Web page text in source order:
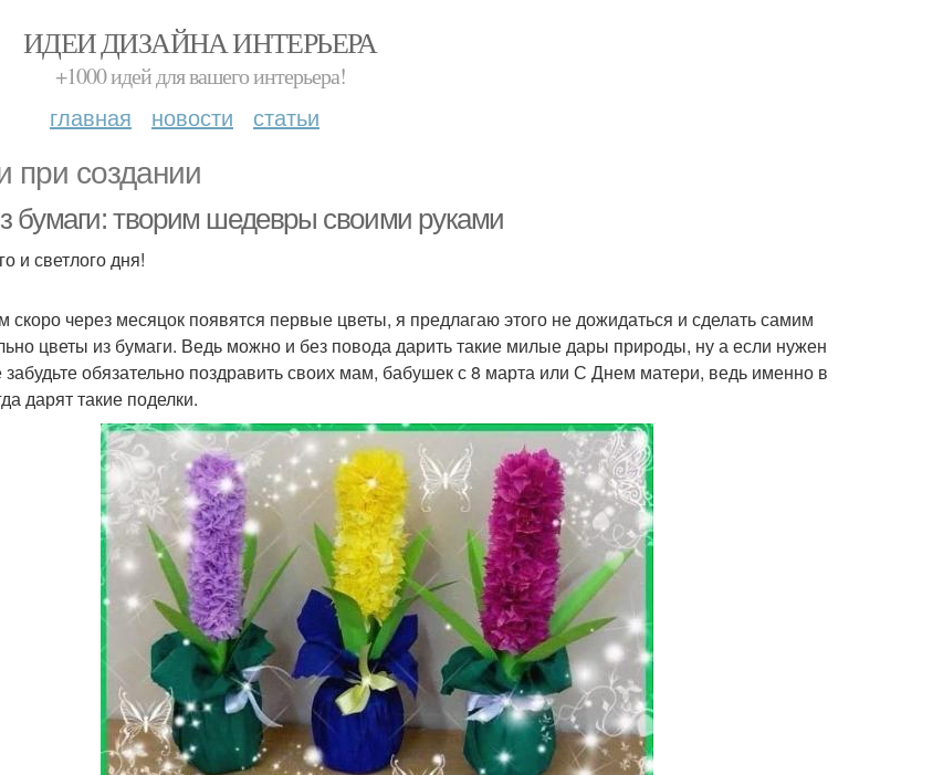
ИДЕИ ДИЗАЙНА ИНТЕРЬЕРА
+1000 идей для вашего интерьера!
главная новости статьи
при создании
бумаги: творим шедевры своими руками
и светлого дня!
скоро через месяцок появятся первые цветы, я предлагаю этого не дожидаться и сделать самим
цветы из бумаги. Ведь можно и без повода дарить такие милые дары природы, ну а если нужен
забудьте обязательно поздравить своих мам, бабушек с 8 марта или С Днем матери, ведь именно в
дарят такие поделки.